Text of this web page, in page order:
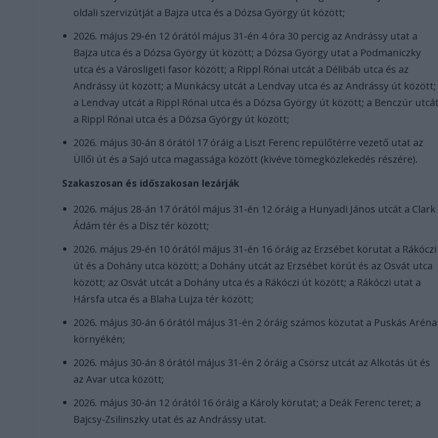
oldali szervizútját a Bajza utca és a Dózsa György út között;
2026. május 29-én 12 órától május 31-én 4 óra 30 percig az Andrássy utat a
Bajza utca és a Dózsa György út között; a Dózsa György utat a Podmaniczky
utca és a Városligeti fasor között; a Rippl Rónai utcát a Délibáb utca és az
Andrássy út között; a Munkácsy utcát a Lendvay utca és az Andrássy út között;
a Lendvay utcát a Rippl Rónai utca és a Dózsa György út között; a Benczúr
a Rippl Rónai utca és a Dózsa György út között;
2026. május 30-án 8 órától 17 óráig a Liszt Ferenc repülőtérre vezető utat az
Üllői út és a Sajó utca magassága között (kivéve tömegközlekedés részére).
Szakaszosan és időszakosan lezárják
2026. május 28-án 17 órától május 31-én 12 óráig a Hunyadi János utcát a Clark
Ádám tér és a Dísz tér között;
2026. május 29-én 10 órától május 31-én 16 óráig az Erzsébet körutat a Rákóczi
út és a Dohány utca között; a Dohány utcát az Erzsébet körút és az Osvát utca
között; az Osvát utcát a Dohány utca és a Rákóczi út között; a Rákóczi utat a
Hársfa utca és a Blaha Lujza tér között;
2026. május 30-án 6 órától május 31-én 2 óráig számos közutat a Puskás Aréna
környékén;
2026. május 30-án 8 órától május 31-én 2 óráig a Csörsz utcát az Alkotás út és
az Avar utca között;
2026. május 30-án 12 órától 16 óráig a Károly körutat; a Deák Ferenc teret; a
Bajcsy-Zsilinszky utat és az Andrássy utat.